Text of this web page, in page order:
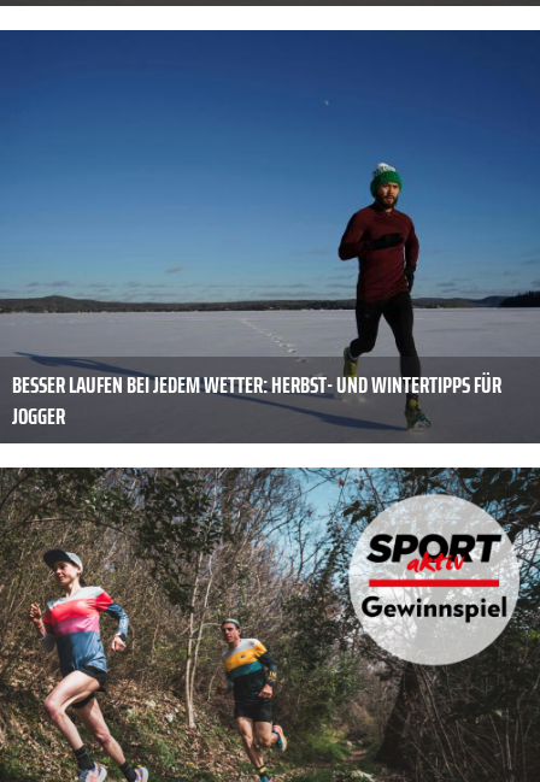
BESSER LAUFEN BEI JEDEM WETTER: HERBST- UND WINTERTIPPS FÜR
JOGGER